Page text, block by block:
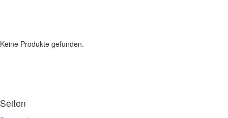
Keine Produkte gefunden.
Seiten